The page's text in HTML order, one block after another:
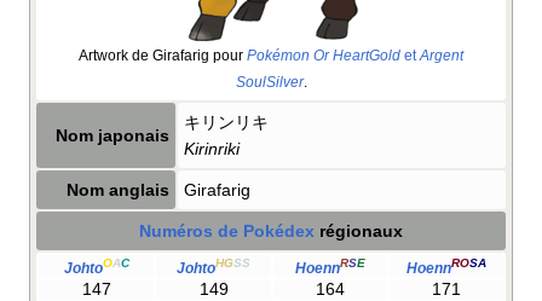
Artwork de Girafarig pour Pokémon Or HeartGold et Argent
SoulSilver.
Nom japonais
キリンリキ
Kirinriki
Nom anglais Girafarig
Numéros de Pokédex régionaux
JohtoOAC JohtoHGSS HoennRSE HoennROSA
147 149 164 171